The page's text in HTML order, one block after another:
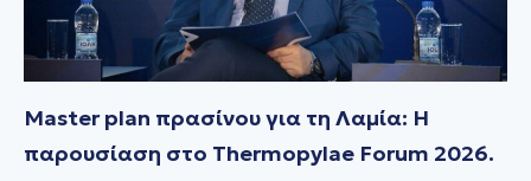
Master plan πρασίνου για τη Λαμία: Η
παρουσίαση στο Thermopylae Forum 2026.